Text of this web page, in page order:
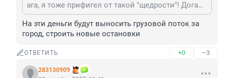
ага, я тоже прифигел от такой "щедрости"! Догадаетесь к кому в карман пойдёт?
На эти деньги будут выносить грузовой поток за
город, строить новые остановки
ОТВЕТИТЬ +0 –3
283130909